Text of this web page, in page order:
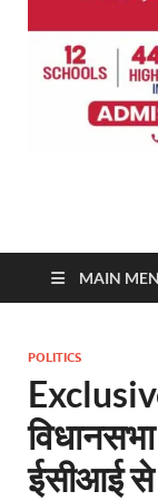
MAIN
POLITICS
ईसीआई से